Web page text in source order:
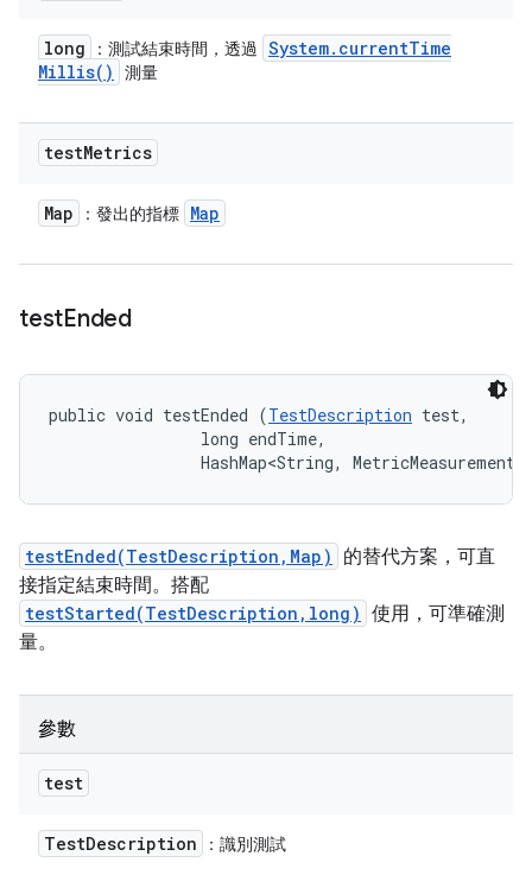
long ：測試結束時間，透過 System. currentTime
Millis( ) 測量
testMetrics
Map ：發出的指標 Map
testEnded
public void testEnded (TestDescription test,
                long endTime,
HashMap<String,
testEnded(TestDescription,Map)
的替代方案，可直
接指定結束時間。搭配
testStarted(TestDescription,long) 使用，可準確測
量。
參數
test
TestDescription ：識別測試